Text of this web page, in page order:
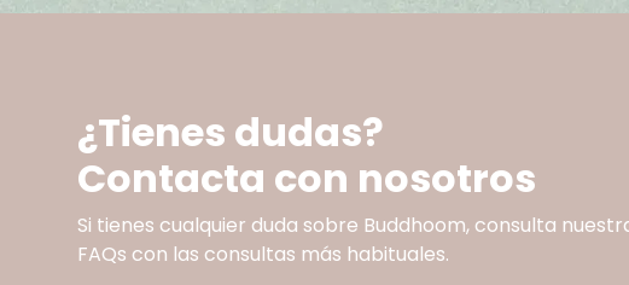
¿Tienes dudas?
Contacta con nosotros
Si tienes cualquier duda sobre Buddhoom, consulta
FAQs con las consultas más habituales.